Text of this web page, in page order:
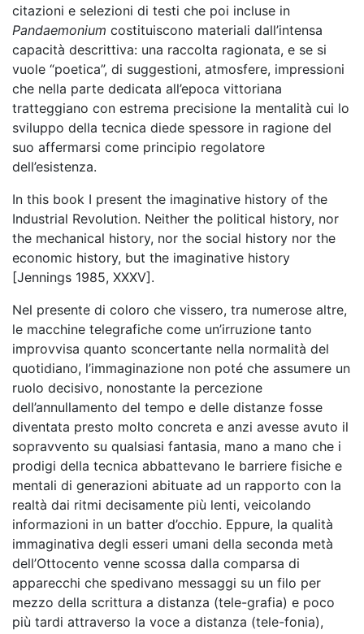
citazioni e selezioni di testi che poi incluse in
Pandaemonium costituiscono materiali dall’intensa
capacità descrittiva: una raccolta ragionata, e se si
vuole “poetica”, di suggestioni, atmosfere, impressioni
che nella parte dedicata all’epoca vittoriana
tratteggiano con estrema precisione la mentalità cui lo
sviluppo della tecnica diede spessore in ragione del
suo affermarsi come principio regolatore
dell’esistenza.
In this book I present the imaginative history of the
Industrial Revolution. Neither the political history, nor
the mechanical history, nor the social history nor the
economic history, but the imaginative history
[Jennings 1985, XXXV].
Nel presente di coloro che vissero, tra numerose altre,
le macchine telegrafiche come un’irruzione tanto
improvvisa quanto sconcertante nella normalità del
quotidiano, l’immaginazione non poté che assumere un
ruolo decisivo, nonostante la percezione
dell’annullamento del tempo e delle distanze fosse
diventata presto molto concreta e anzi avesse avuto il
sopravvento su qualsiasi fantasia, mano a mano che i
prodigi della tecnica abbattevano le barriere fisiche e
mentali di generazioni abituate ad un rapporto con la
realtà dai ritmi decisamente più lenti, veicolando
informazioni in un batter d’occhio. Eppure, la qualità
immaginativa degli esseri umani della seconda metà
dell’Ottocento venne scossa dalla comparsa di
apparecchi che spedivano messaggi su un filo per
mezzo della scrittura a distanza (tele-grafia) e poco
più tardi attraverso la voce a distanza (tele-fonia),